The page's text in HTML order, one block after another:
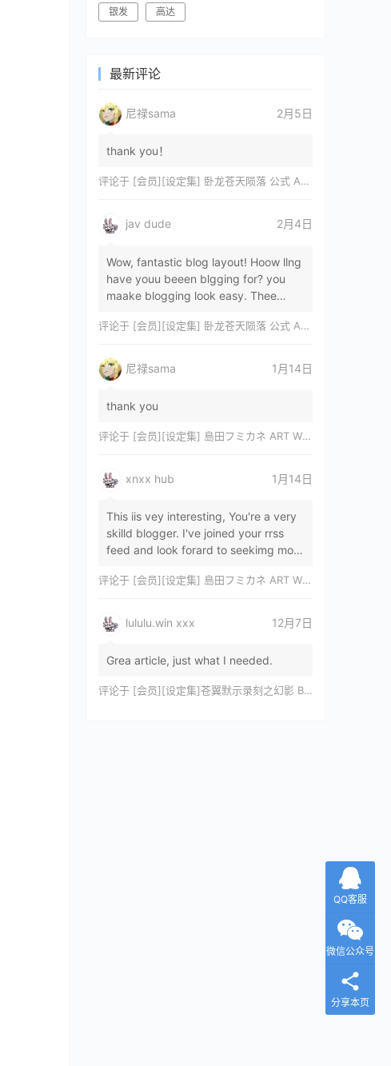
银发
高达
最新评论
尼禄sama 2月5日
thank you！
评论于 [会员][设定集] 卧龙苍天陨落 公式 ARTWORKS[DL]
jav dude 2月4日
Wow, fantastic blog layout! Hoow llng
have youu beeen blgging for? you
maake blogging look easy. Thee
magnificent, let…
评论于 [会员][设定集] 卧龙苍天陨落 公式 ARTWORKS[DL]
尼禄sama 1月14日
thank you
评论于 [会员][设定集] 島田フミカネ ART WORKS EXTRA Luminous Witches[DL]
xnxx hub 1月14日
This iis vey interesting, You're a very
skilld blogger. I've joined your rrss
feed and look forard to seekimg mor
评论于 [会员][设定集] 島田フミカネ ART WORKS EXTRA Luminous Witches[DL]
lululu.win xxx 12月7日
Grea article, just what I needed.
评论于 [会员][设定集]苍翼默示录刻之幻影 BLAZBLUE CHRONOPHANTASMA 公式設定資料集II
QQ客服
微信公众号
分享本页